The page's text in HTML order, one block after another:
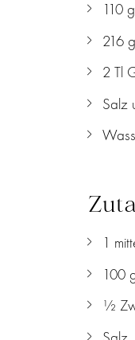
110
216
2 Tl
Salz
1
100
½